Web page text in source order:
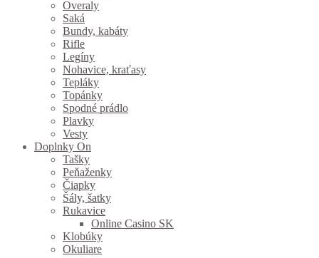
Overaly
Saká
Bundy, kabáty
Rifle
Legíny
Nohavice, kraťasy
Tepláky
Topánky
Spodné prádlo
Plavky
Vesty
Doplnky On
Tašky
Peňaženky
Čiapky
Šály, šatky
Rukavice
Online Casino SK
Klobúky
Okuliare